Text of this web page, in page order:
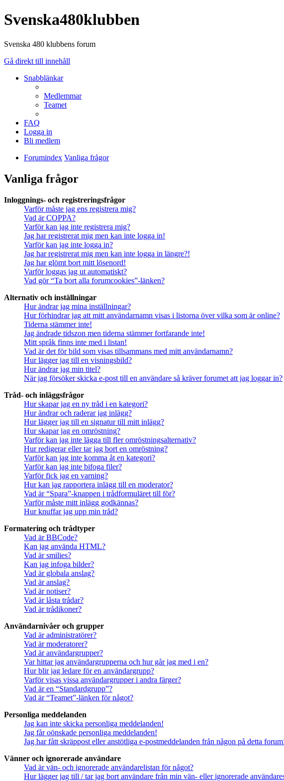
Svenska480klubben
Svenska 480 klubbens forum
Gå direkt till innehåll
Snabblänkar
Medlemmar
Teamet
FAQ
Logga in
Bli medlem
Forumindex Vanliga frågor
Vanliga frågor
Inloggnings- och registreringsfrågor
Varför måste jag ens registrera mig?
Vad är COPPA?
Varför kan jag inte registrera mig?
Jag har registrerat mig men kan inte logga in!
Varför kan jag inte logga in?
Jag har registrerat mig men kan inte logga in längre?!
Jag har glömt bort mitt lösenord!
Varför loggas jag ut automatiskt?
Vad gör “Ta bort alla forumcookies”-länken?
Alternativ och inställningar
Hur ändrar jag mina inställningar?
Hur förhindrar jag att mitt användarnamn visas i listorna över vilka som är online?
Tiderna stämmer inte!
Jag ändrade tidszon men tiderna stämmer fortfarande inte!
Mitt språk finns inte med i listan!
Vad är det för bild som visas tillsammans med mitt användarnamn?
Hur lägger jag till en visningsbild?
Hur ändrar jag min titel?
När jag försöker skicka e-post till en användare så kräver forumet att jag loggar in?
Tråd- och inläggsfrågor
Hur skapar jag en ny tråd i en kategori?
Hur ändrar och raderar jag inlägg?
Hur lägger jag till en signatur till mitt inlägg?
Hur skapar jag en omröstning?
Varför kan jag inte lägga till fler omröstningsalternativ?
Hur redigerar eller tar jag bort en omröstning?
Varför kan jag inte komma åt en kategori?
Varför kan jag inte bifoga filer?
Varför fick jag en varning?
Hur kan jag rapportera inlägg till en moderator?
Vad är “Spara”-knappen i trådformuläret till för?
Varför måste mitt inlägg godkännas?
Hur knuffar jag upp min tråd?
Formatering och trådtyper
Vad är BBCode?
Kan jag använda HTML?
Vad är smilies?
Kan jag infoga bilder?
Vad är globala anslag?
Vad är anslag?
Vad är notiser?
Vad är låsta trådar?
Vad är trådikoner?
Användarnivåer och grupper
Vad är administratörer?
Vad är moderatorer?
Vad är användargrupper?
Var hittar jag användargrupperna och hur går jag med i en?
Hur blir jag ledare för en användargrupp?
Varför visas vissa användargrupper i andra färger?
Vad är en “Standardgrupp”?
Vad är “Teamet”-länken för något?
Personliga meddelanden
Jag kan inte skicka personliga meddelanden!
Jag får oönskade personliga meddelanden!
Jag har fått skräppost eller anstötliga e-postmeddelanden från någon på detta
Vänner och ignorerade användare
Vad är vän- och ignorerade användarelistan för något?
Hur lägger jag till / tar jag bort användare från min vän- eller ignorerade